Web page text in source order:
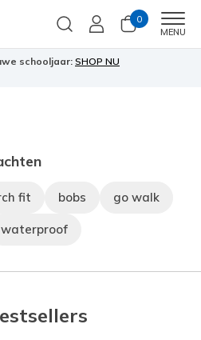
0
MENU
schooljaar: SHOP NU
fit bobs go walk
waterproof